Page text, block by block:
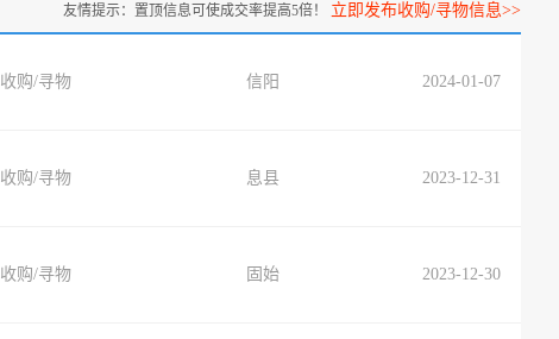
友情提示：置顶信息可使成交率提高5倍！ 立即发布收购/寻物信息>>
收购/寻物 信阳 2024-01-07
收购/寻物 息县 2023-12-31
收购/寻物 固始 2023-12-30